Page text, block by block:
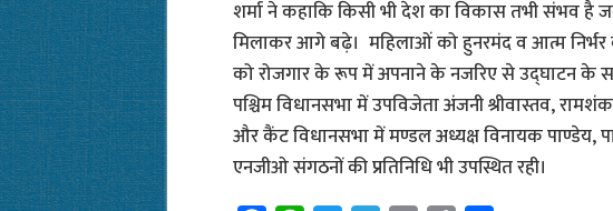
शर्मा ने कहाकि किसी भी देश का विकास तभी संभव
मिलाकर आगे बढ़े। महिलाओं को हुनरमंद व आत्म निर्भर
को रोजगार के रूप में अपनाने के नजरिए से उद्घाटन के
पश्चिम विधानसभा में उपविजेता अंजनी श्रीवास्तव,
और कैंट विधानसभा में मण्डल अध्यक्ष विनायक पाण्डेय,
एनजीओ संगठनों की प्रतिनिधि भी उपस्थित रही।